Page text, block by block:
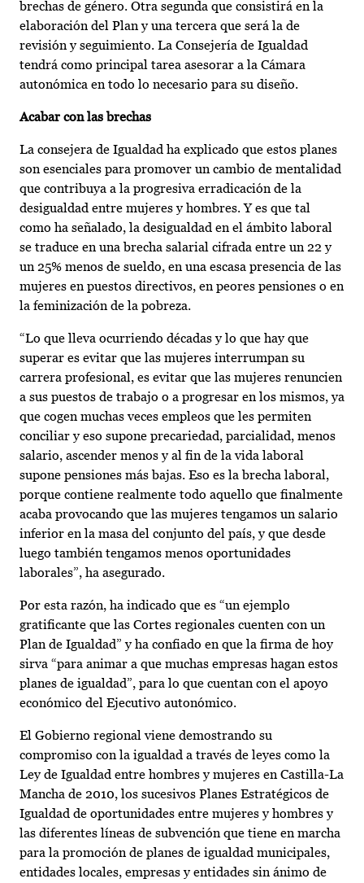
brechas de género. Otra segunda que consistirá en la
elaboración del Plan y una tercera que será la de
revisión y seguimiento. La Consejería de Igualdad
tendrá como principal tarea asesorar a la Cámara
autonómica en todo lo necesario para su diseño.
Acabar con las brechas
La consejera de Igualdad ha explicado que estos planes
son esenciales para promover un cambio de mentalidad
que contribuya a la progresiva erradicación de la
desigualdad entre mujeres y hombres. Y es que tal
como ha señalado, la desigualdad en el ámbito laboral
se traduce en una brecha salarial cifrada entre un 22 y
un 25% menos de sueldo, en una escasa presencia de las
mujeres en puestos directivos, en peores pensiones o en
la feminización de la pobreza.
“Lo que lleva ocurriendo décadas y lo que hay que
superar es evitar que las mujeres interrumpan su
carrera profesional, es evitar que las mujeres renuncien
a sus puestos de trabajo o a progresar en los mismos, ya
que cogen muchas veces empleos que les permiten
conciliar y eso supone precariedad, parcialidad, menos
salario, ascender menos y al fin de la vida laboral
supone pensiones más bajas. Eso es la brecha laboral,
porque contiene realmente todo aquello que finalmente
acaba provocando que las mujeres tengamos un salario
inferior en la masa del conjunto del país, y que desde
luego también tengamos menos oportunidades
laborales”, ha asegurado.
Por esta razón, ha indicado que es “un ejemplo
gratificante que las Cortes regionales cuenten con un
Plan de Igualdad” y ha confiado en que la firma de hoy
sirva “para animar a que muchas empresas hagan estos
planes de igualdad”, para lo que cuentan con el apoyo
económico del Ejecutivo autonómico.
El Gobierno regional viene demostrando su
compromiso con la igualdad a través de leyes como la
Ley de Igualdad entre hombres y mujeres en Castilla-La
Mancha de 2010, los sucesivos Planes Estratégicos de
Igualdad de oportunidades entre mujeres y hombres y
las diferentes líneas de subvención que tiene en marcha
para la promoción de planes de igualdad municipales,
entidades locales, empresas y entidades sin ánimo de